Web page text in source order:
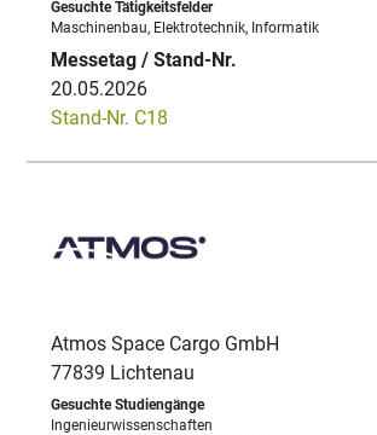
Maschinenbau, Elektrotechnik, Informatik
20.05.2026
Stand-Nr. C18
Atmos Space Cargo GmbH
77839 Lichtenau
Ingenieurwissenschaften